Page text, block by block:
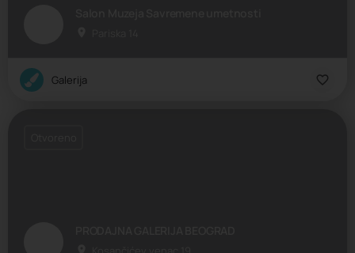
Galerija